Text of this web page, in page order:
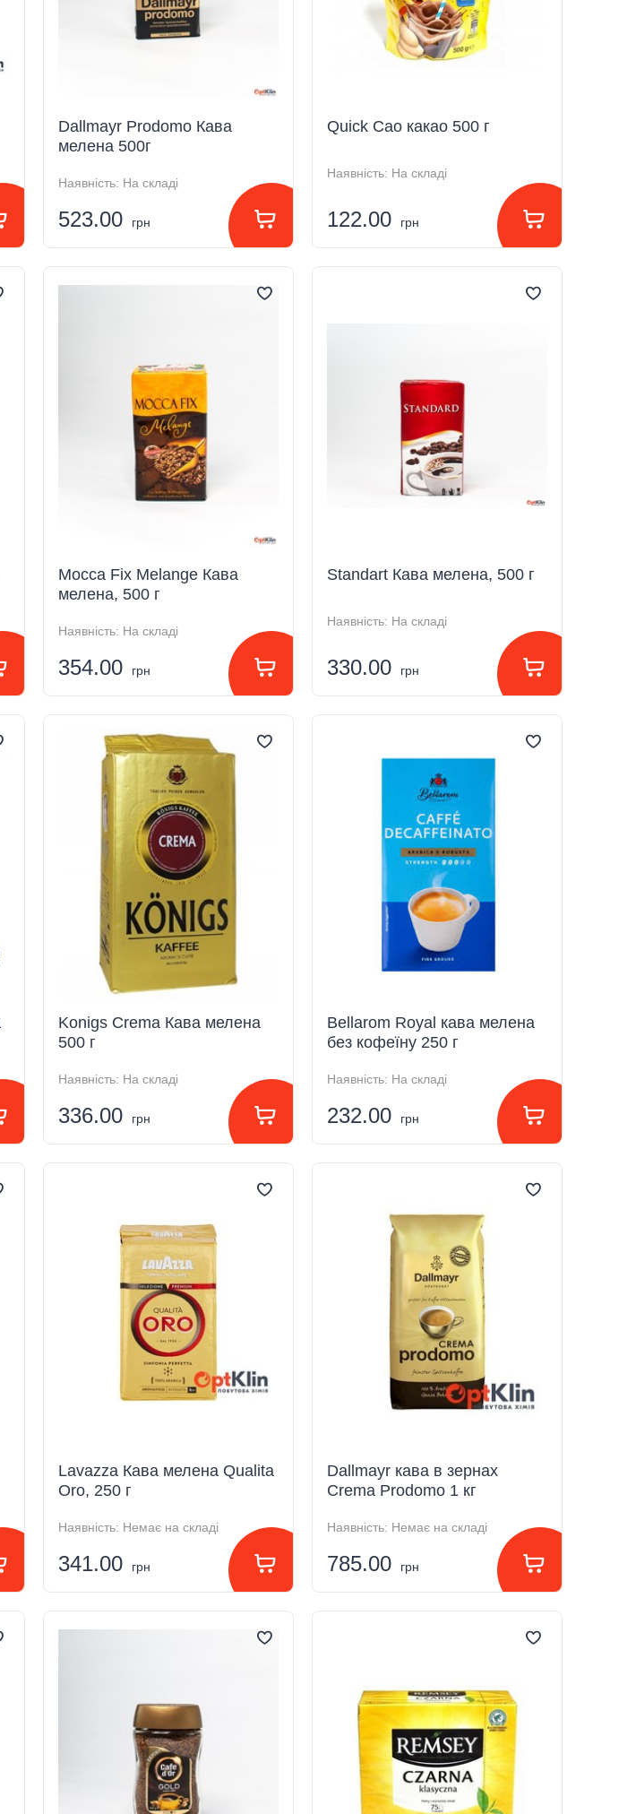
Dallmayr Prodomo Кава
мелена 500г
Наявність: На складі
523.00 грн
Quick Cao какао 500 г
Наявність: На складі
122.00 грн
Mocca Fix Melange Кава
мелена, 500 г
Наявність: На складі
354.00 грн
Standart Кава мелена, 500 г
Наявність: На складі
330.00 грн
Konigs Crema Кава мелена
500 г
Наявність: На складі
336.00 грн
Bellarom Royal кава мелена
без кофеїну 250 г
Наявність: На складі
232.00 грн
Lavazza Кава мелена Qualita
Oro, 250 г
Наявність: Немає на складі
341.00 грн
Dallmayr кава в зернах
Crema Prodomo 1 кг
Наявність: Немає на складі
785.00 грн